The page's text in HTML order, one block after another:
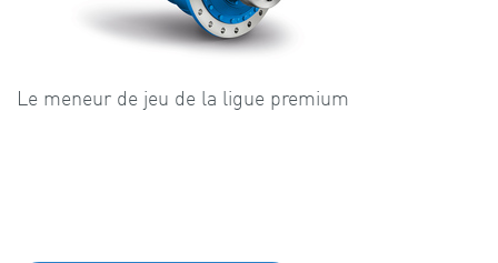
Le meneur de jeu de la ligue premium